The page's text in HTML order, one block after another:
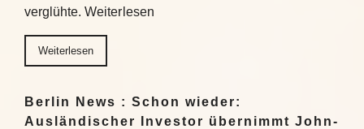
verglühte. Weiterlesen
Weiterlesen
Berlin News : Schon wieder:
Ausländischer Investor übernimmt John-